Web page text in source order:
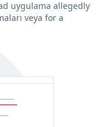
uygulama allegedly
veya for a